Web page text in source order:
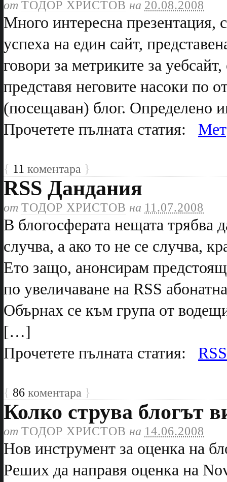
от ТОДОР ХРИСТОВ на 20.08.2008
Много интересна презентация,
успеха на един сайт,
говори за метриките за
представя неговите насоки по
(посещаван) блог. Определено
Прочетете пълната статия:
{ 11 коментара }
RSS Дандания
от ТОДОР ХРИСТОВ на 11.07.2008
В блогосферата нещата трябва
случва, а ако то не се случва,
Ето защо, анонсирам
по увеличаване на RSS
Обърнах се към група от
[…]
Прочетете пълната статия:
{ 86 коментара }
Колко струва блогът
от ТОДОР ХРИСТОВ на 14.06.2008
Нов инструмент за оценка на
Реших да направя оценка на